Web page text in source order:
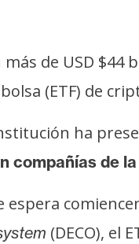
más de USD
(ETF) de
ha
compañías de
(DECO), el